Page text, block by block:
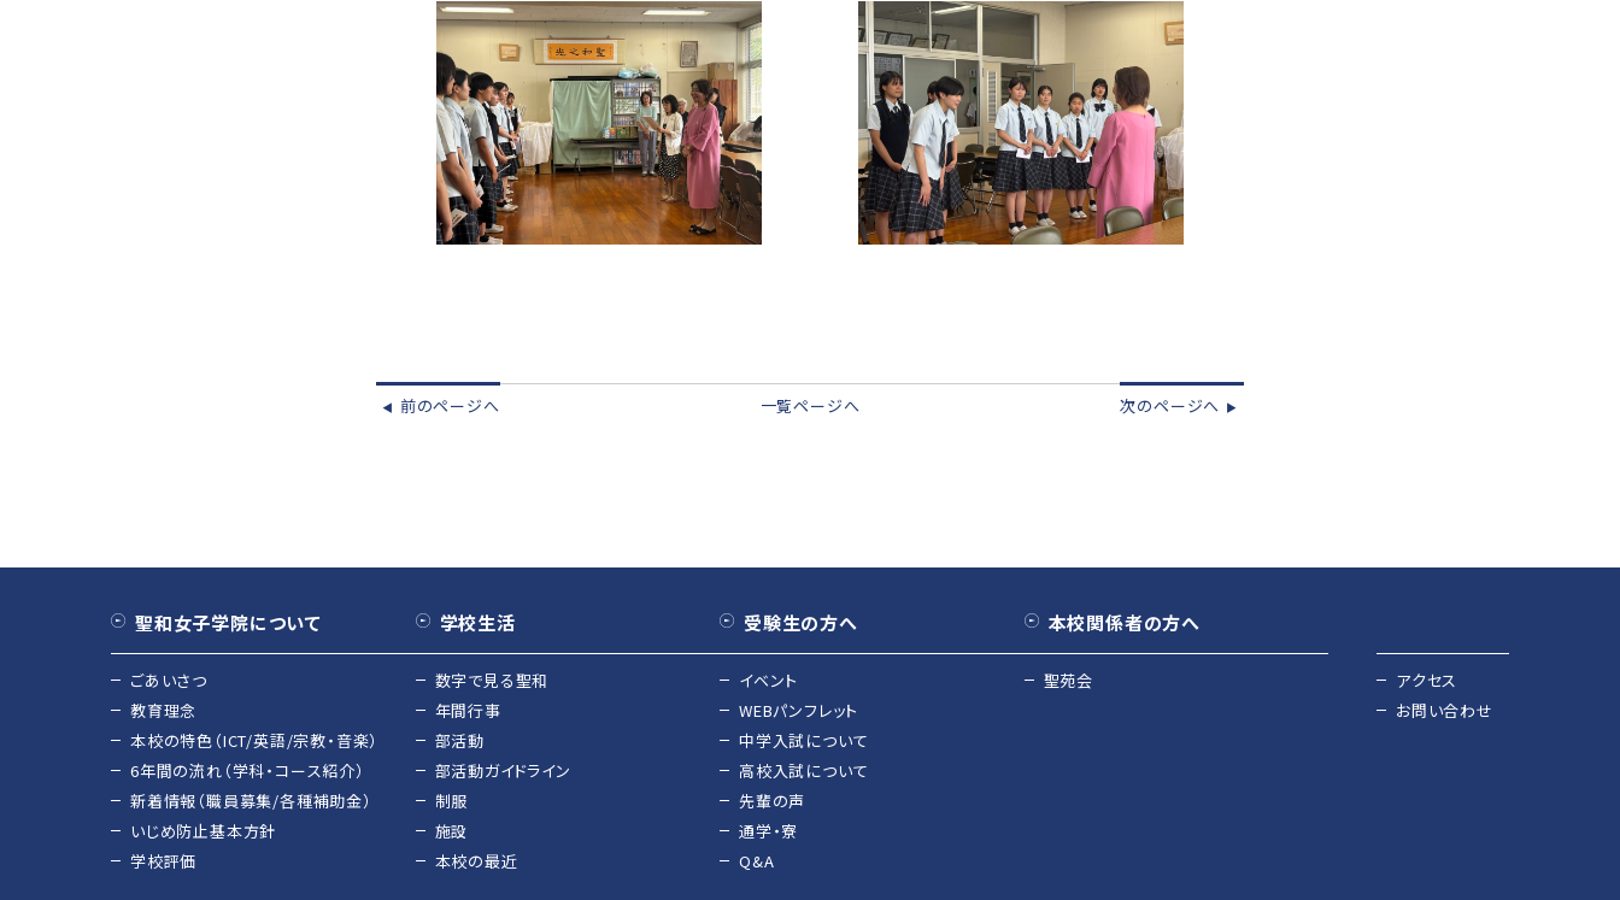
◀︎ 前のページへ 一覧ページへ 次のページへ ▶︎
聖和女子学院について
ごあいさつ
教育理念
本校の特色（ICT/英語/宗教・音楽）
6年間の流れ（学科・コース紹介）
新着情報（職員募集/各種補助金）
いじめ防止基本方針
学校評価
学校生活
数字で見る聖和
年間行事
部活動
部活動ガイドライン
制服
施設
本校の最近
受験生の方へ
イベント
WEBパンフレット
中学入試について
高校入試について
先輩の声
通学・寮
Q&A
本校関係者の方へ
聖苑会
アクセス
お問い合わせ